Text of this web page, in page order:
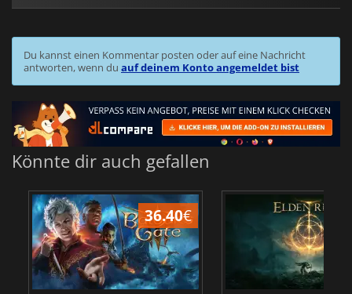
Du kannst einen Kommentar posten oder auf eine Nachricht
antworten, wenn du auf deinem Konto angemeldet bist
Könnte dir auch gefallen
36.40€